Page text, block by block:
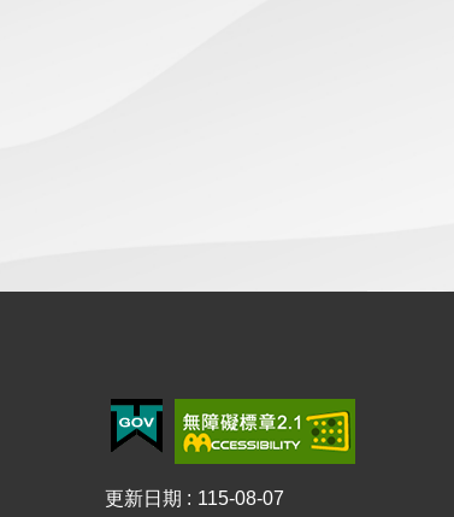
更新日期 115-08-07